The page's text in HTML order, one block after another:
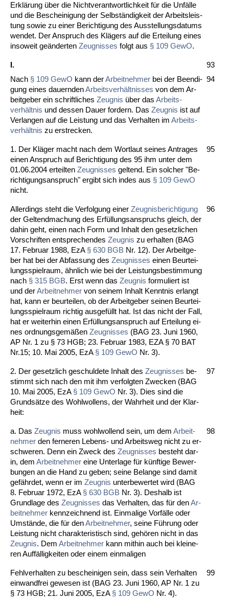
Erklärung über die Nicht­ver­ant­wort­lich­keit für die Unfälle
und die Be­schei­ni­gung der Selbständig­keit der Ar­beits­leis­
tung so­wie zu ei­ner Be­rich­ti­gung des Aus­stel­lungs­da­tums
wen­det. Der An­spruch des Klägers auf die Er­tei­lung ei­nes
in­so­weit geänder­ten Zeug­nis­ses folgt aus § 109 Ge­wO.
I.
93
Nach § 109 Ge­wO kann derAr­beit­neh­mer bei der Be­en­di­
gung ei­nes dau­ern­denAr­beits­verhält­nis­ses von dem Ar­
beit­ge­ber ein schrift­li­ches Zeug­nis über das Ar­beits­
verhält­nis und des­sen Dau­er for­dern. Das Zeug­nis ist auf
Ver­lan­gen auf die Leis­tung und das Ver­hal­ten im Ar­beits­
verhält­nis zu er­stre­cken.
94
1. Der Kläger macht nach dem Wort­laut sei­nes An­tra­ges
ei­nen An­spruch auf Be­rich­ti­gung des 95 ihm un­ter dem
01.06.2004 er­teil­ten Zeug­nis­ses gel­tend. Ein sol­cher "Be­
rich­ti­gungs­an­spruch" er­gibt sich in­des aus § 109 Ge­wO
nicht.
95
Al­ler­dings steht die Ver­fol­gung ei­ner Zeug­nis­be­rich­ti­gung
der Gel­tend­ma­chung des Erfüllungs­an­spruchs gleich, der
da­hin geht, ei­nen nach Form und In­halt den ge­setz­li­chen
Vor­schrif­ten ent­spre­chen­des Zeug­nis zu er­hal­ten (BAG
17. Fe­bru­ar 1988, EzA § 630 BGB Nr. 12). Der Ar­beit­ge­
ber hat bei der Ab­fas­sung des Zeug­nis­ses ei­nen Be­ur­tei­
lungs­spiel­raum, ähn­lich wie bei der Leis­tungs­be­stim­mung
nach § 315 BGB. Erst wenn das Zeug­nis for­mu­liert ist
und derAr­beit­neh­mer von sei­nem In­halt Kennt­nis er­langt
hat, kann er be­ur­tei­len, ob der Ar­beit­ge­ber sei­nen Be­ur­tei­
lungs­spiel­raum rich­tig aus­gefüllt hat. Ist das nicht der Fall,
hat er wei­ter­hin ei­nen Erfüllungs­an­spruch auf Er­tei­lung ei­
nes ord­nungs­gemäßen Zeug­nis­ses (BAG 23. Ju­ni 1960,
AP Nr. 1 zu § 73 HGB; 23. Fe­bru­ar 1983, EZA § 70 BAT
Nr.15; 10. Mai 2005, EzA § 109 Ge­wO Nr. 3).
96
2. Der ge­setz­lich ge­schul­de­te In­halt des Zeug­nis­ses be­
stimmt sich nach den mit ihm ver­folg­ten Zwe­cken (BAG
10. Mai 2005, EzA § 109 Ge­wO Nr. 3). Dies sind die
Grundsätze des Wohl­wol­lens, der Wahr­heit und der Klar­
heit:
97
a. Das Zeug­nis muss wohl­wol­lend sein, um dem Ar­beit­
neh­mer den fer­ne­ren Le­bens- und Ar­beits­weg nicht zu er­
schwe­ren. Denn ein Zweck des Zeug­nis­ses be­steht dar­
in, dem Ar­beit­neh­mer ei­ne Un­ter­la­ge für künf­ti­ge Be­wer­
bun­gen an die Hand zu ge­ben; sei­ne Be­lan­ge sind da­mit
gefähr­det, wenn er im Zeug­nis un­ter­be­wer­tet wird (BAG
8. Fe­bru­ar 1972, EzA § 630 BGB Nr. 3). Des­halb ist
Grund­la­ge des Zeug­nis­ses das Ver­hal­ten, das für denAr­
beit­neh­mer kenn­zeich­nend ist. Ein­ma­li­ge Vorfälle oder
Umstände, die für denAr­beit­neh­mer, sei­ne Führung oder
Leis­tung nicht cha­rak­te­ris­tisch sind, gehören nicht in das
Zeug­nis. Dem Ar­beit­neh­mer kann mit­hin auch bei klei­ne­
ren Auffällig­kei­ten oder ei­nem ein­ma­li­gen
98
Fehl­ver­hal­ten zu be­schei­ni­gen sein, dass sein Ver­hal­ten
ein­wand­frei ge­we­sen ist (BAG 23. Ju­ni 1960, AP Nr. 1 zu
§ 73 HGB; 21. Ju­ni 2005, EzA § 109 Ge­wO Nr. 4).
99